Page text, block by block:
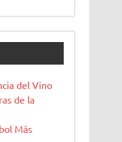
del Vino
de la
Más